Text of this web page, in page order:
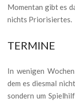
Momentan gibt es
nichts Priorisiertes.
TERMINE
In wenigen
dem es diesmal
sondern um